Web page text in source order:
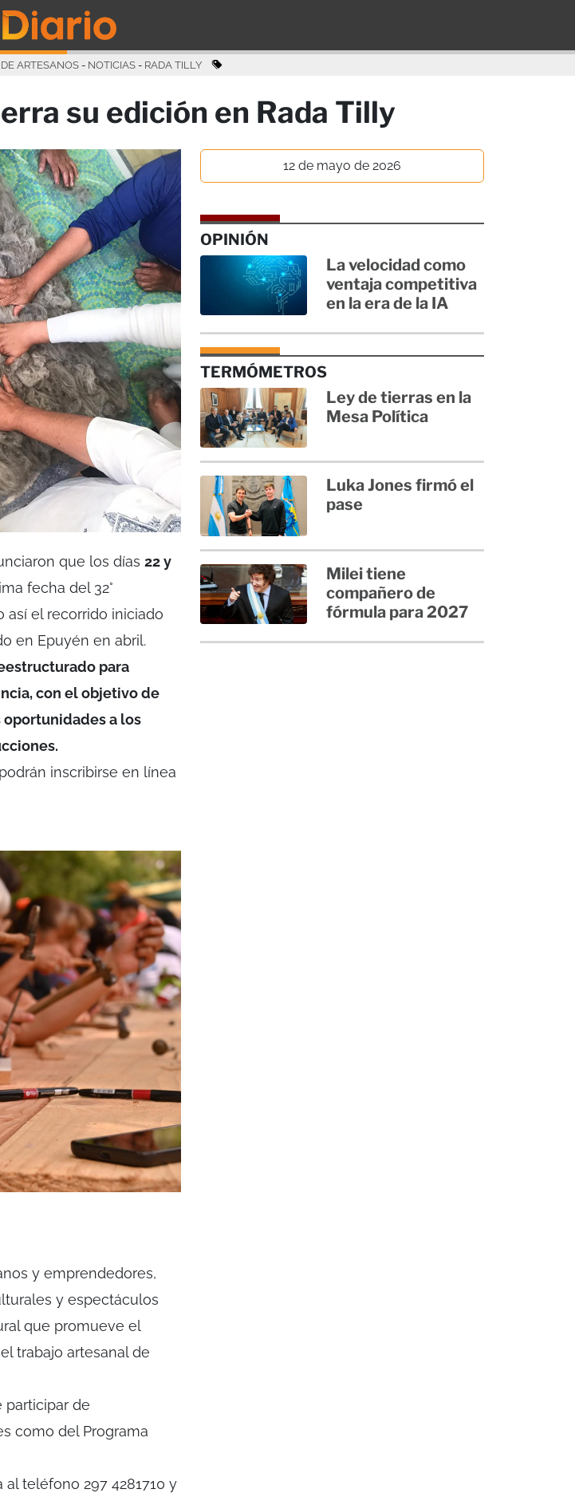
ARTESANOS- NOTICIAS - RADA TILLY
su edición en Rada Tilly
que los días 22 y
fecha del 32°
así el recorrido iniciado
en Epuyén en abril.
para
con el objetivo de
a los
inscribirse en línea
y emprendedores,
y espectáculos
que promueve el
trabajo artesanal de
participar de
como del Programa
teléfono 297 4281710 y
12 de mayo de 2026
OPINIÓN
La velocidad como
ventaja competitiva
en la era de la IA
TERMÓMETROS
Ley de tierras en la
Mesa Política
Luka Jones firmó el
pase
Milei tiene
compañero de
fórmula para 2027